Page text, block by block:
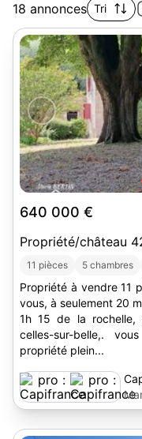
18 annonces Tri
640 000 €
Propriété/château
11 pièces 5 chambres
Propriété à vendre 11
vous, à seulement 20
1h 15 de la
celles-sur-belle,.
propriété plein...